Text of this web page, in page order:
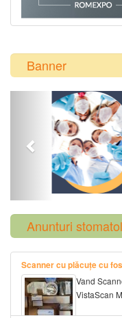
Banner
Previous
Anunturi
Scanner cu plăcuțe cu
Vand
VistaScan